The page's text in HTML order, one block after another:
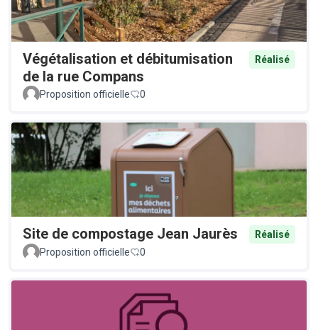
Végétalisation et débitumisation
de la rue Compans
Réalisé
Proposition officielle 0
Site de compostage Jean Jaurès
Réalisé
Proposition officielle
0